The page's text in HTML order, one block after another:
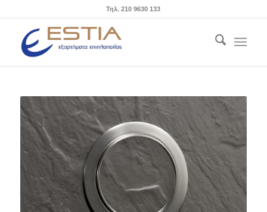
Τηλ. 210 9630 133